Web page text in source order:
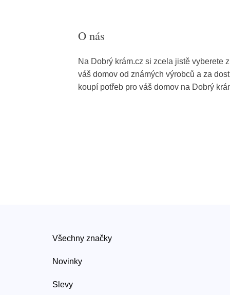
O nás
Na Dobrý krám.cz si zcela jistě vyberete
váš domov od známých výrobců a za
koupí potřeb pro váš domov na Dobrý
Všechny značky
Novinky
Slevy